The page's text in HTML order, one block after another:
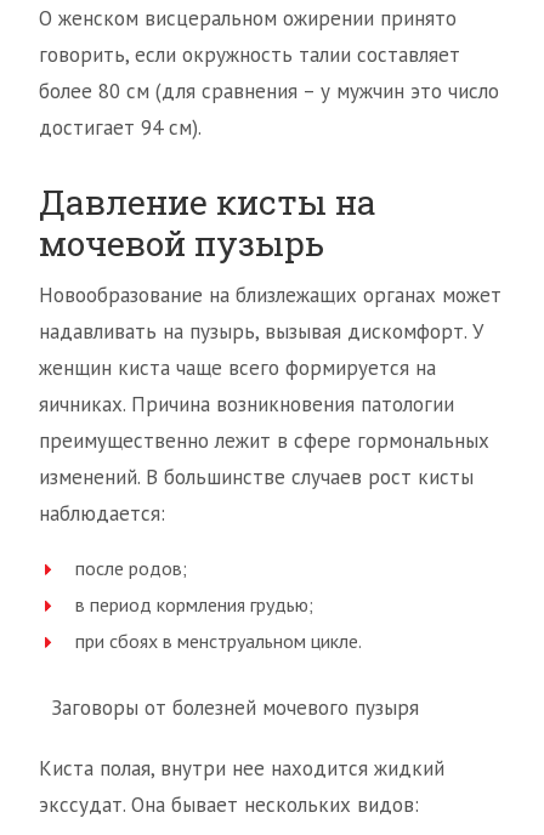
О женском висцеральном ожирении принято
говорить, если окружность талии составляет
более 80 см (для сравнения – у мужчин это число
достигает 94 см).
Давление кисты на
мочевой пузырь
Новообразование на близлежащих органах может
надавливать на пузырь, вызывая дискомфорт. У
женщин киста чаще всего формируется на
яичниках. Причина возникновения патологии
преимущественно лежит в сфере гормональных
изменений. В большинстве случаев рост кисты
наблюдается:
после родов;
в период кормления грудью;
при сбоях в менструальном цикле.
Заговоры от болезней мочевого пузыря
Киста полая, внутри нее находится жидкий
экссудат. Она бывает нескольких видов: